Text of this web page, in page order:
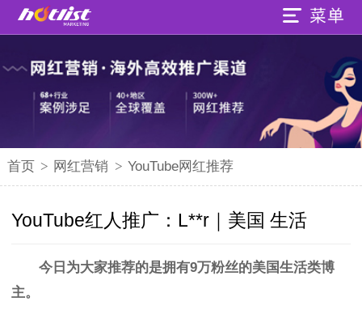
首页 > 网红营销 > YouTube网红推荐
YouTube红人推广：L**r｜美国 生活
今日为大家推荐的是拥有9万粉丝的美国生活类博
主。